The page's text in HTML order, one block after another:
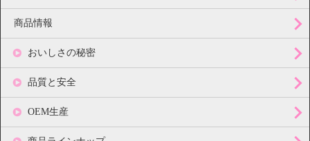
商品情報
おいしさの秘密
品質と安全
OEM生産